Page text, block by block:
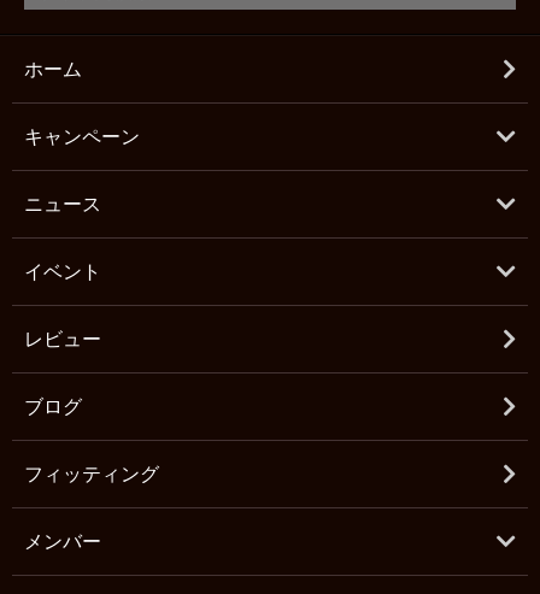
ホーム
キャンペーン
ニュース
イベント
レビュー
ブログ
フィッティング
メンバー